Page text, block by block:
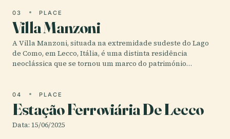
03 PLACE
Villa Manzoni
A Villa Manzoni, situada na extremidade sudeste do Lago
de Como, em Lecco, Itália, é uma distinta residência
neoclássica que se tornou um marco do património…
04 PLACE
Estação Ferroviária De Lecco
Data: 15/06/2025